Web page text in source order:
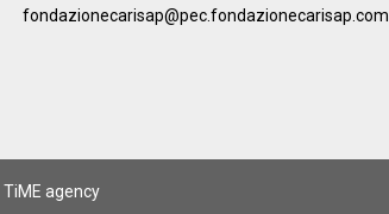
fondazionecarisap@pec.fondazionecarisap.com
TiME agency